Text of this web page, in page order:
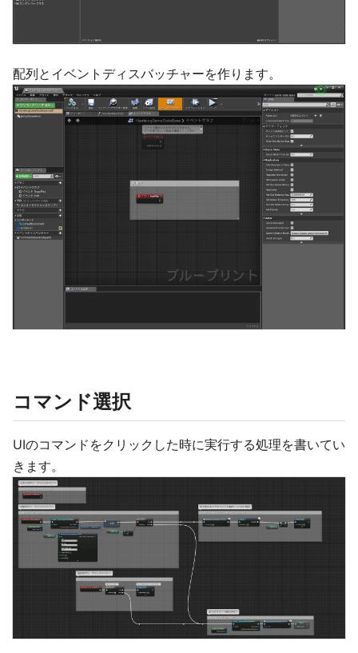
配列とイベントディスバッチャーを作ります。
コマンド選択
UIのコマンドをクリックした時に実行する処理を書いてい
きます。